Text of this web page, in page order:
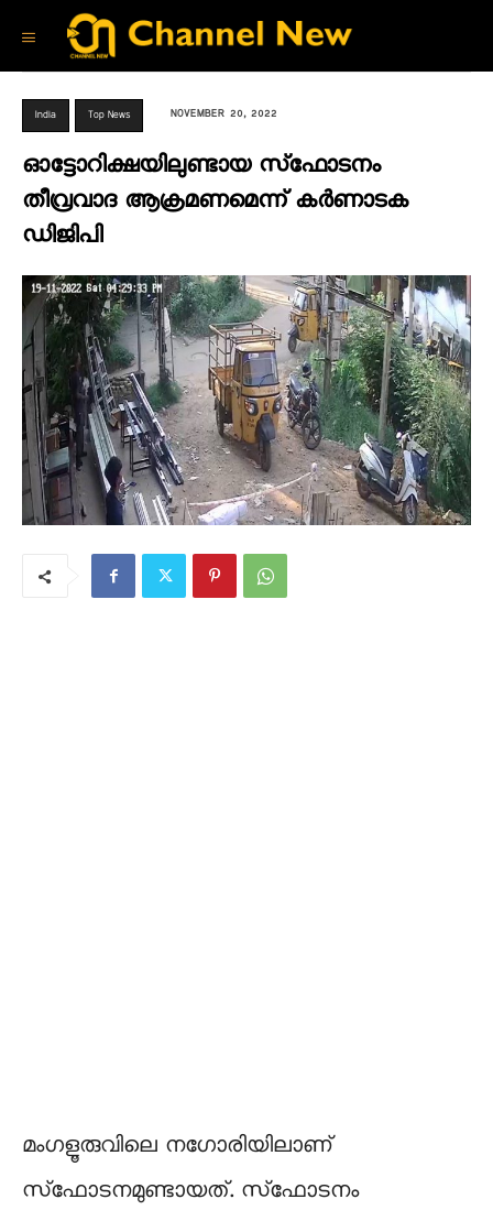
India Top News NOVEMBER 20, 2022
ഓട്ടോറിക്ഷയിലുണ്ടായ സ്‌ഫോടനം
തീവ്രവാദ ആക്രമണമെന്ന് കര്‍ണാടക
ഡിജിപി
മംഗളൂരുവിലെ നഗോരിയിലാണ്
സ്‌ഫോടനമുണ്ടായത്. സ്‌ഫോടനം